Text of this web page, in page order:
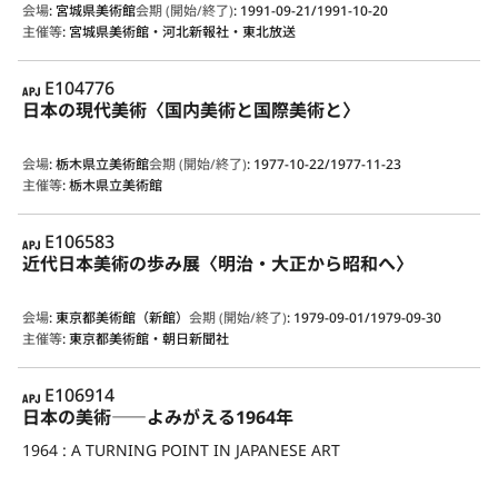
会場: 宮城県美術館会期 (開始/終了): 1991-09-21/1991-10-20
主催等: 宮城県美術館・河北新報社・東北放送
APJ
E104776
日本の現代美術〈国内美術と国際美術と〉
会場:栃木県立美術館会期 (開始/終了): 1977-10-22/1977-11-23
主催等:栃木県立美術館
APJ
E106583
近代日本美術の歩み展〈明治・大正から昭和へ〉
会場:東京都美術館（新館） 会期 (開始/終了): 1979-09-01/1979-09-30
主催等:東京都美術館・朝日新聞社
APJ
E106914
日本の美術――よみがえる1964年
1964 : A TURNING POINT IN JAPANESE ART